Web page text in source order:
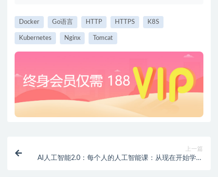
Docker Go语言 HTTP HTTPS K8S
Kubernetes Nginx Tomcat
上一篇
AI人工智能2.0：每个人的人工智能课：从现在开始学习